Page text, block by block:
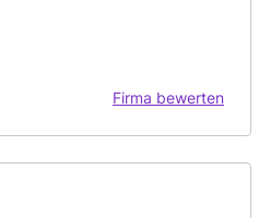
Firma bewerten